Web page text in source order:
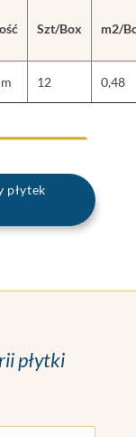
Szt/Box m2/
12 0,48
płytek
płytki